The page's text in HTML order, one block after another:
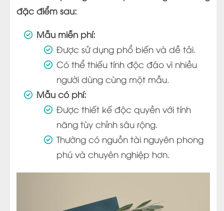
đặc điểm sau:
Mẫu miễn phí:
Được sử dụng phổ biến và dễ tải.
Có thể thiếu tính độc đáo vì nhiều
người dùng cùng một mẫu.
Mẫu có phí:
Được thiết kế độc quyền với tính
năng tùy chỉnh sâu rộng.
Thường có nguồn tài nguyên phong
phú và chuyên nghiệp hơn.